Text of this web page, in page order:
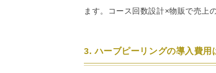
ます。コース回数設計×物販で売上
3. ハーブピーリングの導入費用